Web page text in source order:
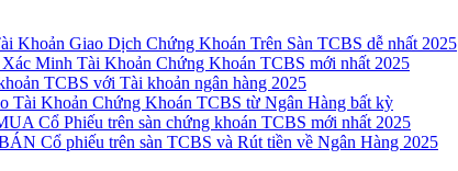
Khoản Giao Dịch Chứng Khoán Trên Sàn TCBS dễ nhất 2025
Minh Tài Khoản Chứng Khoán TCBS mới nhất 2025
TCBS với Tài khoản ngân hàng 2025
Tài Khoản Chứng Khoán TCBS từ Ngân Hàng bất kỳ
Cổ Phiếu trên sàn chứng khoán TCBS mới nhất 2025
Cổ phiếu trên sàn TCBS và Rút tiền về Ngân Hàng 2025